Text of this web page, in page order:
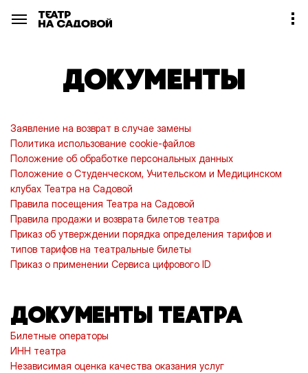
ДОКУМЕНТЫ
Заявление на возврат в случае замены
Политика использование cookie-файлов
Положение об обработке персональных данных
Положение о Студенческом, Учительском и Медицинском
клубах Театра на Садовой
Правила посещения Театра на Садовой
Правила продажи и возврата билетов театра
Приказ об утверждении порядка определения тарифов и
типов тарифов на театральные билеты
Приказ о применении Сервиса цифрового ID
ДОКУМЕНТЫ ТЕАТРА
Билетные операторы
ИНН театра
Независимая оценка качества оказания услуг